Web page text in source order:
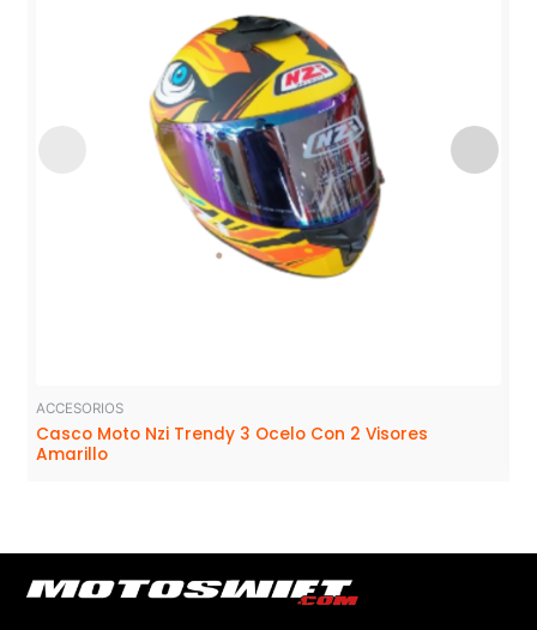
ACCESORIOS
Casco Moto Nzi Trendy 3 Ocelo Con 2 Visores
Amarillo